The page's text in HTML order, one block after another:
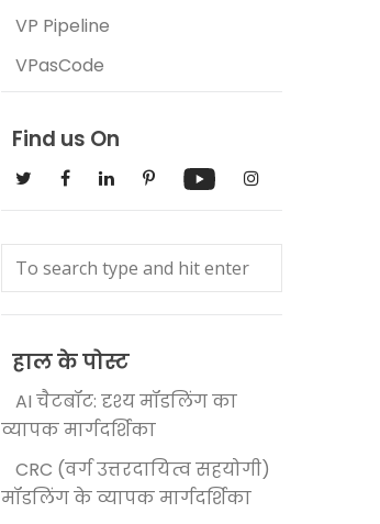
VP Pipeline
VPasCode
Find us On
हाल के पोस्ट
AI चैटबॉट: दृश्य मॉडलिंग का
व्यापक मार्गदर्शिका
CRC (वर्ग उत्तरदायित्व सहयोगी)
मॉडलिंग के व्यापक मार्गदर्शिका